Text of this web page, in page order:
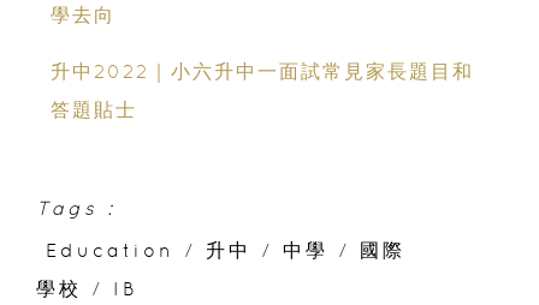
學去向
升中2022｜小六升中一面試常見家長題目和
答題貼士
Tags :
Education
/ 升中 / 中學 /
國際
學校
/ IB